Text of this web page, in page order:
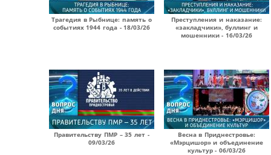
Трагедия в Рыбнице: память о
событиях 1944 года - 18/03/26
Преступления и наказание:
«закладчики», буллинг и
мошенники - 16/03/26
Правительству ПМР – 35 лет -
09/03/26
Весна в Приднестровье:
«Мэрцишор» и объединение
культур - 06/03/26